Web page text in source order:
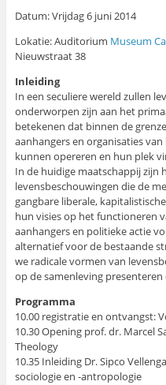
Datum: Vrijdag 6 juni 2014
Lokatie: Auditorium Museum
Nieuwstraat 38
Inleiding
In een seculiere wereld zullen
onderworpen zijn aan het
betekenen dat binnen de
aanhangers en organisaties
kunnen opereren en hun plek
In de huidige maatschappij zijn
levensbeschouwingen die de
gangbare liberale,
hun visies op het functioneren
aanhangers en politieke actie
alternatief voor de bestaande
we radicale vormen van
op de samenleving presenteren
Programma
10.00 registratie en ontvangst:
10.30 Opening prof. dr. Marcel
Theology
10.35 Inleiding Dr. Sipco
sociologie en -antropologie